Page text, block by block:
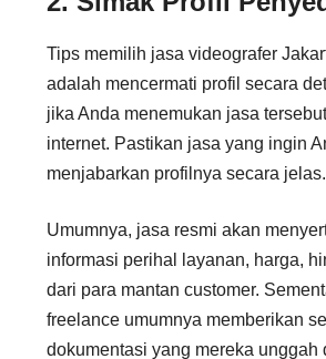
Tips memilih jasa videografer
adalah mencermati profil secara
jika Anda menemukan jasa
internet. Pastikan jasa yang ingin
menjabarkan profilnya secara jelas.
Umumnya, jasa resmi akan
informasi perihal layanan, harga,
dari para mantan customer.
freelance umumnya memberikan
dokumentasi yang mereka unggah